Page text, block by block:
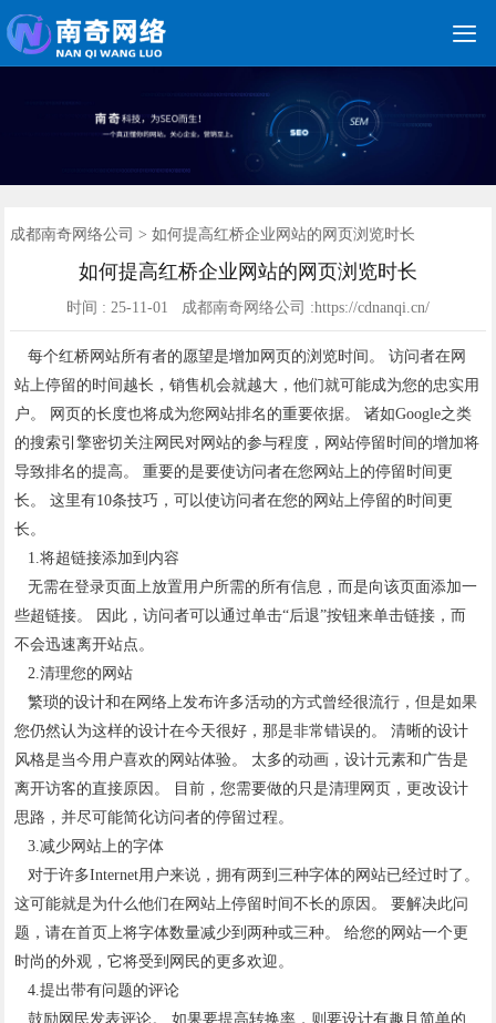

首页
网站建设
网站制作
关键词优化
朋友圈广告
竞价托管
网络营销
网络推广
软件开发
新媒体运营
成都南奇网络公司 > 如何提高红桥企业网站的网页浏览时长
如何提高红桥企业网站的网页浏览时长
时间 : 25-11-01 成都南奇网络公司 :https://cdnanqi.cn/
每个红桥网站所有者的愿望是增加网页的浏览时间。 访问者在网
站上停留的时间越长，销售机会就越大，他们就可能成为您的忠实用
户。 网页的长度也将成为您网站排名的重要依据。 诸如Google之类
的搜索引擎密切关注网民对网站的参与程度，网站停留时间的增加将
导致排名的提高。 重要的是要使访问者在您网站上的停留时间更
长。 这里有10条技巧，可以使访问者在您的网站上停留的时间更
长。
1.将超链接添加到内容
无需在登录页面上放置用户所需的所有信息，而是向该页面添加一
些超链接。 因此，访问者可以通过单击“后退”按钮来单击链接，而
不会迅速离开站点。
2.清理您的网站
繁琐的设计和在网络上发布许多活动的方式曾经很流行，但是如果
您仍然认为这样的设计在今天很好，那是非常错误的。 清晰的设计
风格是当今用户喜欢的网站体验。 太多的动画，设计元素和广告是
离开访客的直接原因。 目前，您需要做的只是清理网页，更改设计
思路，并尽可能简化访问者的停留过程。
3.减少网站上的字体
对于许多Internet用户来说，拥有两到三种字体的网站已经过时了。
这可能就是为什么他们在网站上停留时间不长的原因。 要解决此问
题，请在首页上将字体数量减少到两种或三种。 给您的网站一个更
时尚的外观，它将受到网民的更多欢迎。
4.提出带有问题的评论
鼓励网民发表评论。 如果要提高转换率，则要设计有趣且简单的